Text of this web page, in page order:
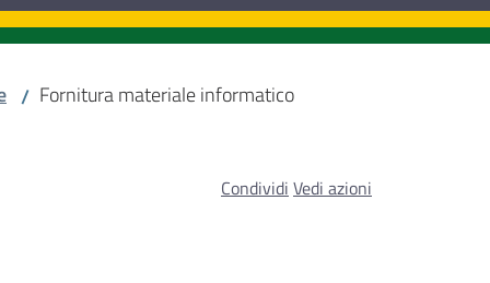
/ Fornitura materiale informatico
Condividi Vedi azioni